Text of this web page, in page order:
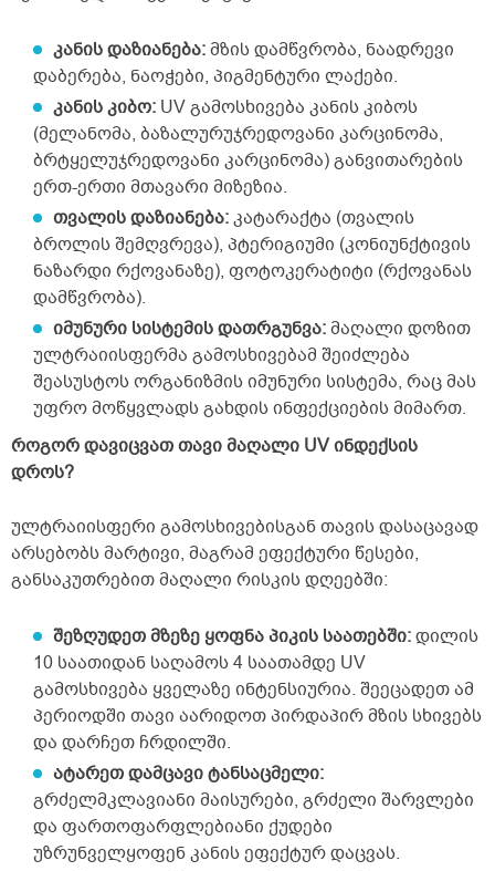
კანის დაზიანება:მზის დამწვრობა, ნაადრევი
დაბერება, ნაოჭები, პიგმენტური ლაქები.
კანის კიბო: UV გამოსხივება კანის კიბოს
(მელანომა, ბაზალურუჯრედოვანი კარცინომა,
ბრტყელუჯრედოვანი კარცინომა) განვითარების
ერთ-ერთი მთავარი მიზეზია.
თვალის დაზიანება:კატარაქტა (თვალის
ბროლის შემღვრევა), პტერიგიუმი (კონიუნქტივის
ნაზარდი რქოვანაზე), ფოტოკერატიტი (რქოვანას
დამწვრობა).
იმუნური სისტემის დათრგუნვა:მაღალი დოზით
ულტრაიისფერმა გამოსხივებამ შეიძლება
შეასუსტოს ორგანიზმის იმუნური სისტემა, რაც მას
უფრო მოწყვლადს გახდის ინფექციების მიმართ.
როგორ დავიცვათ თავი მაღალი UV ინდექსის
დროს?
ულტრაიისფერი გამოსხივებისგან თავის დასაცავად
არსებობს მარტივი, მაგრამ ეფექტური წესები,
განსაკუთრებით მაღალი რისკის დღეებში:
შეზღუდეთ მზეზე ყოფნა პიკის საათებში:დილის
10 საათიდან საღამოს 4 საათამდე UV
გამოსხივება ყველაზე ინტენსიურია. შეეცადეთ ამ
პერიოდში თავი აარიდოთ პირდაპირ მზის სხივებს
და დარჩეთ ჩრდილში.
ატარეთ დამცავი ტანსაცმელი:
გრძელმკლავიანი მაისურები, გრძელი შარვლები
და ფართოფარფლებიანი ქუდები
უზრუნველყოფენ კანის ეფექტურ დაცვას.